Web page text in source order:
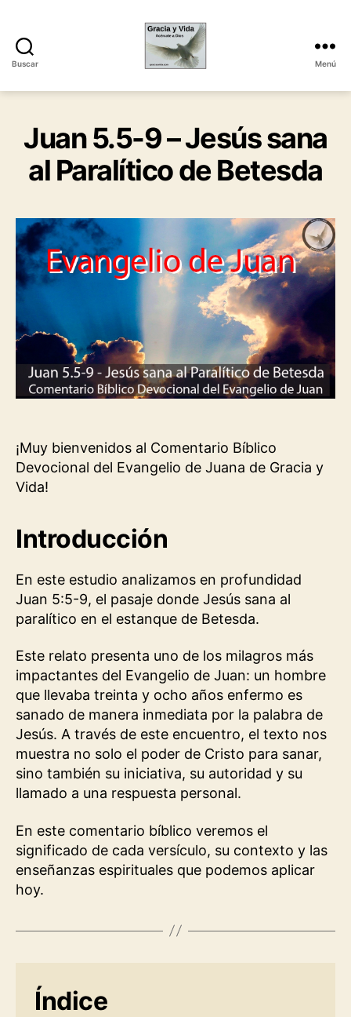
Buscar
y
Menú
Juan 5.5-9 – Jesús sana
al Paralítico de Betesda
¡Muy bienvenidos al Comentario Bíblico
Devocional del Evangelio de Juana de Gracia y
Vida!
Introducción
En este estudio analizamos en profundidad
Juan 5:5-9, el pasaje donde Jesús sana al
paralítico en el estanque de Betesda.
Este relato presenta uno de los milagros más
impactantes del Evangelio de Juan: un hombre
que llevaba treinta y ocho años enfermo es
sanado de manera inmediata por la palabra de
Jesús. A través de este encuentro, el texto nos
muestra no solo el poder de Cristo para sanar,
sino también su iniciativa, su autoridad y su
llamado a una respuesta personal.
En este comentario bíblico veremos el
significado de cada versículo, su contexto y las
enseñanzas espirituales que podemos aplicar
hoy.
Índice